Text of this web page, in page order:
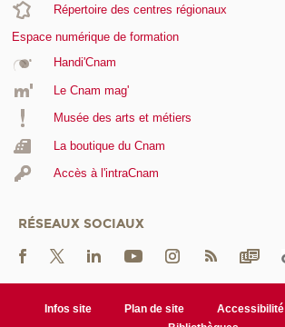
Répertoire des centres régionaux
Espace numérique de formation
Handi'Cnam
Le Cnam mag'
Musée des arts et métiers
La boutique du Cnam
Accès à l'intraCnam
RÉSEAUX SOCIAUX
Infos site Plan de site